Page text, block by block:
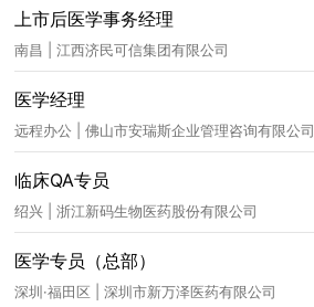
上市后医学事务经理
南昌 | 江西济民可信集团有限公司
医学经理
远程办公 | 佛山市安瑞斯企业管理咨询有限公司
临床QA专员
绍兴 | 浙江新码生物医药股份有限公司
医学专员（总部）
深圳·福田区 | 深圳市新万泽医药有限公司